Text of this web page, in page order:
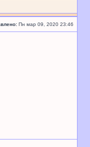
Пн мар 09, 2020 23:46